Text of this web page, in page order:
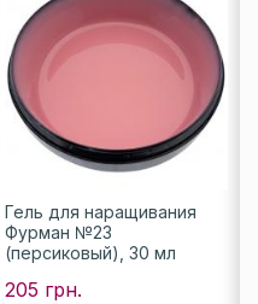
Гель для наращивания
Фурман №23
(персиковый), 30 мл
205 грн.